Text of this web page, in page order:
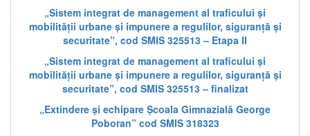
„Sistem integrat de management al traficului și
mobilității urbane și impunere a regulilor, siguranță și
securitate”, cod SMIS 325513 – Etapa II
„Sistem integrat de management al traficului și
mobilității urbane și impunere a regulilor, siguranță și
securitate”, cod SMIS 325513 – finalizat
„Extindere și echipare Școala Gimnazială George
Poboran” cod SMIS 318323